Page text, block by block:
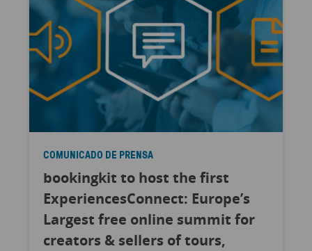
COMUNICADO DE PRENSA
bookingkit to host the first
ExperiencesConnect: Europe’s
Largest free online summit for
creators & sellers of tours,